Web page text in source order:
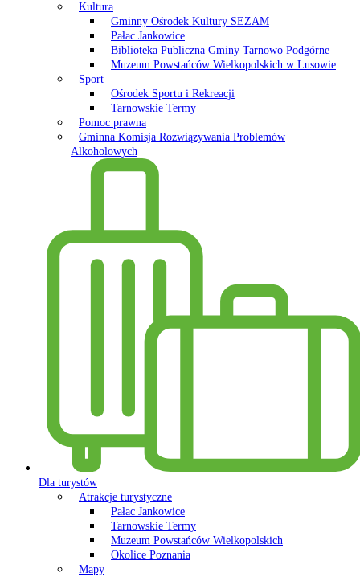
Kultura
Gminny Ośrodek Kultury SEZAM
Pałac Jankowice
Biblioteka Publiczna Gminy Tarnowo Podgórne
Muzeum Powstańców Wielkopolskich w Lusowie
Sport
Ośrodek Sportu i Rekreacji
Tarnowskie Termy
Pomoc prawna
Gminna Komisja Rozwiązywania Problemów
Alkoholowych
Dla turystów
Atrakcje turystyczne
Pałac Jankowice
Tarnowskie Termy
Muzeum Powstańców Wielkopolskich
Okolice Poznania
Mapy